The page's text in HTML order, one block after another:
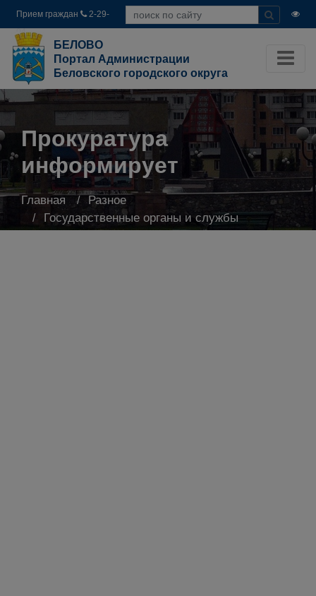
Прием граждан
2-29-
04
БЕЛОВО
Портал Администрации
Беловского городского округа
Прокуратура
информирует
Главная
Разное
Государственные органы и службы